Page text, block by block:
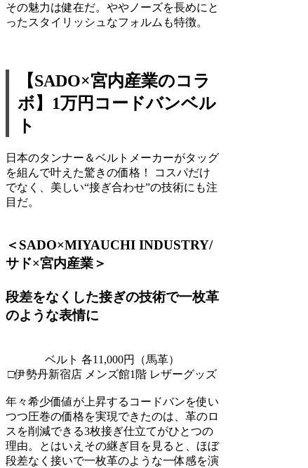
その魅力は健在だ。ややノーズを長めにと
ったスタイリッシュなフォルムも特徴。
【SADO×宮内産業のコラ
ボ】1万円コードバンベル
ト
日本のタンナー＆ベルトメーカーがタッグ
を組んで叶えた驚きの価格！ コスパだけ
でなく、美しい“接ぎ合わせ”の技術にも注
目だ。
＜SADO×MIYAUCHI INDUSTRY/
サド×宮内産業＞
段差をなくした接ぎの技術で一枚革
のような表情に
ベルト 各11,000円（馬革）
□伊勢丹新宿店 メンズ館1階 レザーグッズ
年々希少価値が上昇するコードバンを使い
つつ圧巻の価格を実現できたのは、革のロ
スを削減できる3枚接ぎ仕立てがひとつの
理由。とはいえその継ぎ目を見ると、ほぼ
段差なく接いで一枚革のような一体感を演